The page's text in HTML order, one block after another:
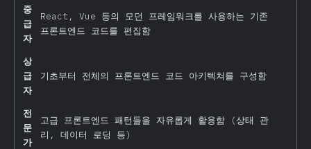
중
급
자
React, Vue 등의 모던 프레임워크를 사용하는 기존
프론트엔드 코드를 편집함
상
급
자
기초부터 전체의 프론트엔드 코드 아키텍쳐를 구성함
전
문
가
고급 프론트엔드 패턴들을 자유롭게 활용함 (상태 관
리, 데이터 로딩 등)